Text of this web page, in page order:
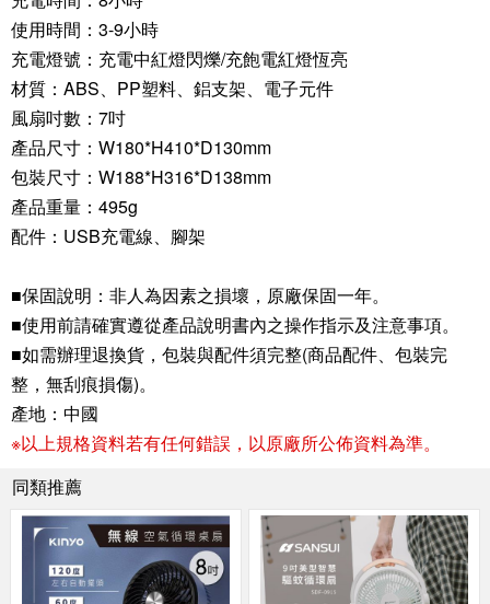
使用時間：3-9小時
充電燈號：充電中紅燈閃爍/充飽電紅燈恆亮
材質：ABS、PP塑料、鋁支架、電子元件
風扇吋數：7吋
產品尺寸：W180*H410*D130mm
包裝尺寸：W188*H316*D138mm
產品重量：495g
配件：USB充電線、腳架
■保固說明：非人為因素之損壞，原廠保固一年。
■使用前請確實遵從產品說明書內之操作指示及注意事項。
■如需辦理退換貨，包裝與配件須完整(商品配件、包裝完
整，無刮痕損傷)。
產地：中國
※以上規格資料若有任何錯誤，以原廠所公佈資料為準。
同類推薦